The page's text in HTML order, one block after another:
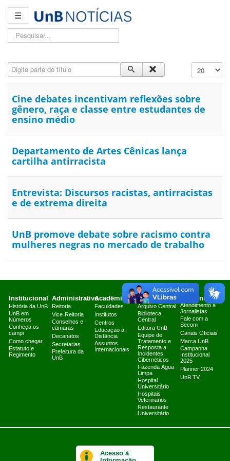
☰
Pesquisar...
Digite parte do título Exibir #
Cine debates incentivam reflexões sobre
gênero, raça e classe entre estudantes de
ensino médio
Departamento de Artes Cênicas lança
cartilha antirracista
Entrevista: Discursos racistas, antirracistas
e de extrema direita
UnB promove debate sobre racismo contra
mulheres negras no mercado de trabalho
Institucional
História da UnB
UnB em
Números
Conheça os
campi
Como chegar
Estatuto e
Regimento
Administrativo
Reitoria
Vice-Reitoria
Conselhos e
câmaras
Decanatos
Secretarias
Prefeitura da
UnB
Acadêmico
Faculdades
Institutos
Centros
Educação a
Distância
Assuntos
Internacionais
Serviços
Arquivo Central
Biblioteca
Central
Editora UnB
Equipe de
Tratamento e
Resposta a
Incidentes
Cibernéticos
Fazenda Água
Limpa
Hospital
Universitário
Hospitais
Veterinários
Restaurante
Universitário
Comunicação
Atendimento a
Jornalistas
Fale com a
Secom
Canais Oficiais
Marca UnB
Campanha
Institucional
2025
Planner 2024
UnB TV
Acesso à